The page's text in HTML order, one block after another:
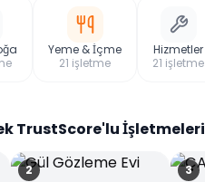
Yeme & İçme
21 işletme
Hizmetler
21 işletme
TrustScore'lu İşletmeleri
2 3